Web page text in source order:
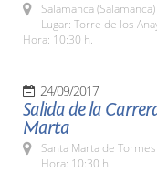
Salamanca (Salamanca)
Lugar: Torre de los
Hora: 10:30 h.
24/09/2017
Salida de la
Marta
Santa Marta de
Hora: 10:30 h.